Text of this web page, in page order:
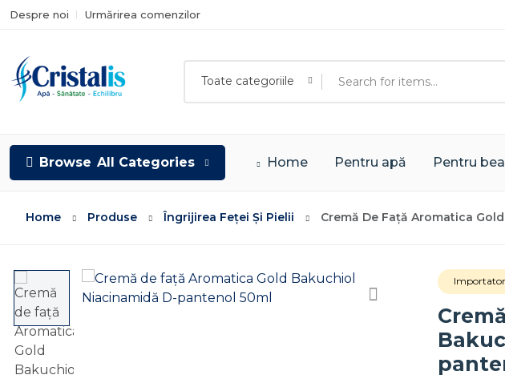
Despre noi Urmărirea comenzilor
Toate categoriile
Browse All Categories Home Pentru apă Pentru
Home Produse Îngrijirea Feței Și Pielii Cremă De Față Aromatica